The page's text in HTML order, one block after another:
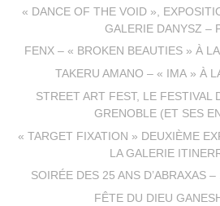
« DANCE OF THE VOID »,
GALERIE DANYSZ –
FENX – « BROKEN BEAUTIES » À
TAKERU AMANO – « IMA » À
STREET ART FEST, LE FESTIVAL
GRENOBLE (ET SES
« TARGET FIXATION » DEUXIÈME
LA GALERIE
SOIRÉE DES 25 ANS D’ABRAXAS
FÊTE DU DIEU